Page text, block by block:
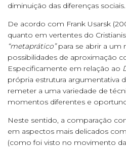
diminuição das diferenças sociais.
De acordo com Frank Usarsk
quanto em vertentes do
“metaprático”para se abrir a um
possibilidades de aproximação
Especificamente em relação ao
própria estrutura argumentativa
remeter a uma variedade de
momentos diferentes e
Neste sentido, a comparação
em aspectos mais delicados
(como foi visto no movimento